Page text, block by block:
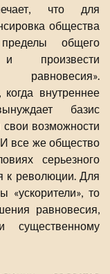
что для
общества
общего
и произвести
равновесия».
когда внутреннее
базис
возможности
И все же общество
серьезного
к революции. Для
«ускорители», то
равновесия,